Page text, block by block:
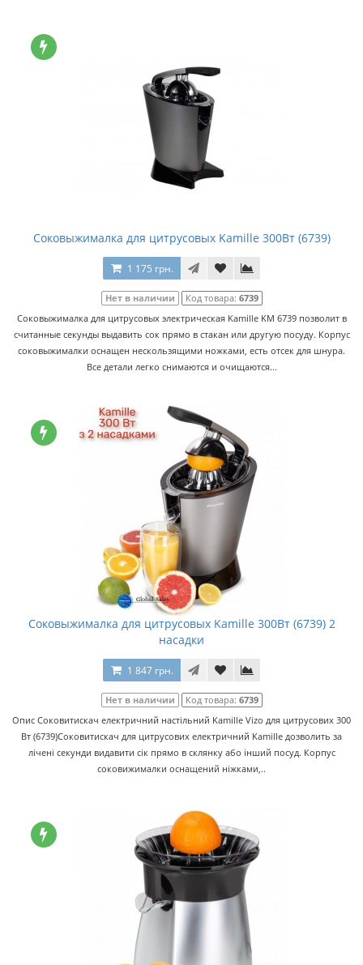
Соковыжималка для цитрусовых Kamille 300Вт (6739)
1 175 грн.
Нет в наличии Код товара: 6739
Соковыжималка для цитрусовых электрическая Kamille KM 6739 позволит в
считанные секунды выдавить сок прямо в стакан или другую посуду. Корпус
соковыжималки оснащен нескользящими ножками, есть отсек для шнура.
Все детали легко снимаются и очищаются...
Соковыжималка для цитрусовых Kamille 300Вт (6739) 2
насадки
1 847 грн.
Нет в наличии Код товара: 6739
Опис Соковитискач електричний настільний Kamille Vizo для цитрусових 300
Вт (6739)Соковитискач для цитрусових електричний Kamille дозволить за
лічені секунди видавити сік прямо в склянку або інший посуд. Корпус
соковижималки оснащений ніжками,..